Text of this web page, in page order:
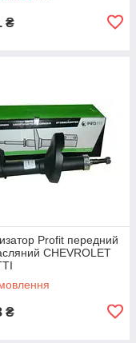
₴
Profit передний
CHEVROLET
₴